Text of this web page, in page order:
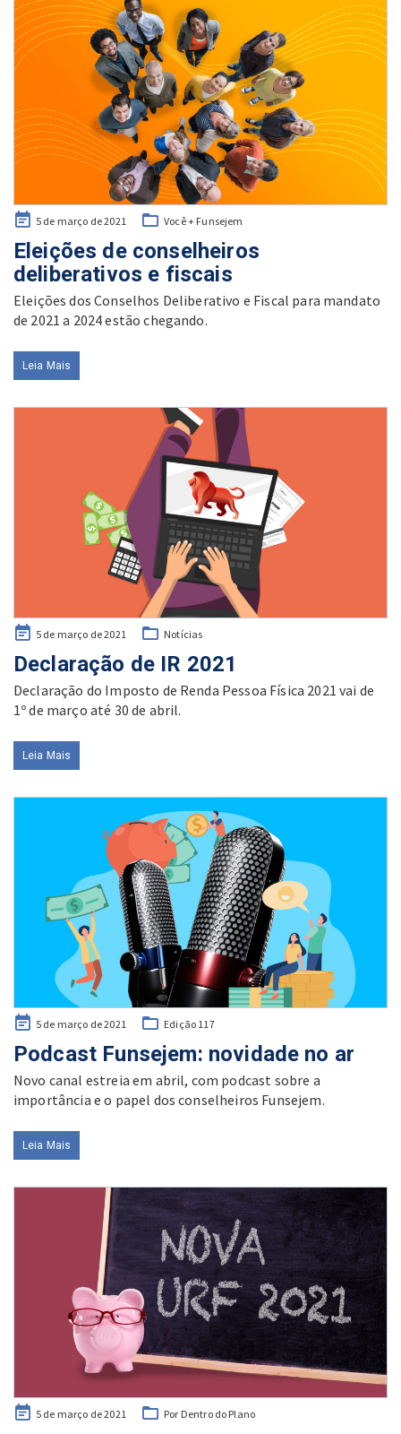
Posted
on
5 de março de 2021 Você + Funsejem
Eleições de conselheiros
deliberativos e fiscais
Eleições dos Conselhos Deliberativo e Fiscal para mandato
de 2021 a 2024 estão chegando.
Leia Mais
Posted
5 de março de 2021 Notícias
Declaração de IR 2021
Declaração do Imposto de Renda Pessoa Física 2021 vai de
1º de março até 30 de abril.
Leia Mais
Posted
5 de março de 2021 Edição 117
Podcast Funsejem: novidade no ar
Novo canal estreia em abril, com podcast sobre a
importância e o papel dos conselheiros Funsejem.
Leia Mais
Posted
5 de março de 2021 Por Dentro do Plano